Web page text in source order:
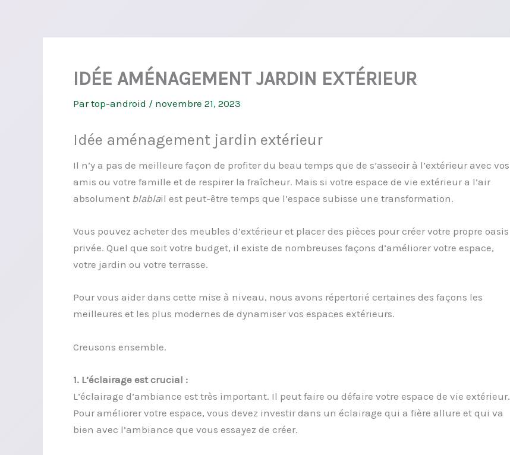
IDÉE AMÉNAGEMENT JARDIN EXTÉRIEUR
Partop-android / novembre 21, 2023
Idée aménagement jardin extérieur
Il n’y a pas de meilleure façon de profiter du beau temps que de s’asseoir à l’extérieur avec vos
amis ou votre famille et de respirer la fraîcheur. Mais si votre espace de vie extérieur a l’air
absolument blablail est peut-être temps que l’espace subisse une transformation.
Vous pouvez acheter des meubles d’extérieur et placer des pièces pour créer votre propre oasis
privée. Quel que soit votre budget, il existe de nombreuses façons d’améliorer votre espace,
votre jardin ou votre terrasse.
Pour vous aider dans cette mise à niveau, nous avons répertorié certaines des façons les
meilleures et les plus modernes de dynamiser vos espaces extérieurs.
Creusons ensemble.
1. L’éclairage est crucial :
L’éclairage d’ambiance est très important. Il peut faire ou défaire votre espace de vie extérieur.
Pour améliorer votre espace, vous devez investir dans un éclairage qui a fière allure et qui va
bien avec l’ambiance que vous essayez de créer.